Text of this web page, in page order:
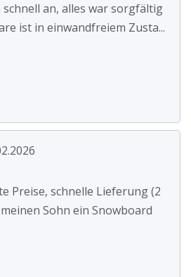
an, alles war sorgfältig
ist in einwandfreiem Zusta...
Preise, schnelle Lieferung (2
Sohn ein Snowboard